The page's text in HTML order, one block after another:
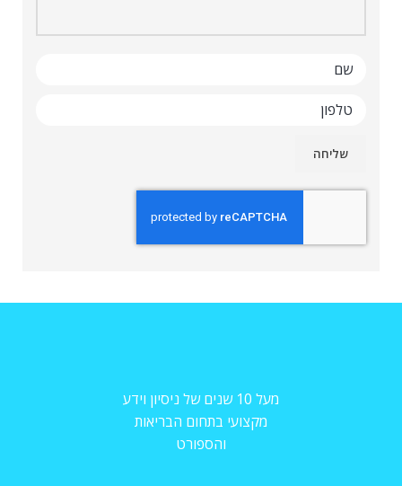
מעל 10 שנים של ניסיון וידע
מקצועי בתחום הבריאות
והספורט